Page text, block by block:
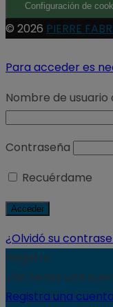
Configuración de
© 2026 PIERRE
Para acceder es
Nombre de
Contraseña
Recuérdame
¿Olvidó su
Registro
¿No tienes una
Registra una cuenta